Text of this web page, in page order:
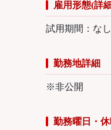
雇用形態(詳
試用期間：なし
勤務地詳細
※非公開
勤務曜日・